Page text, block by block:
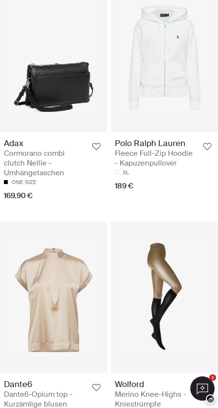
Adax
Cormorano combi
clutch Nellie -
Umhängetaschen
ONE SIZE
169.90 €
Polo Ralph Lauren
Fleece Full-Zip Hoodie
- Kapuzenpullover
XL
189 €
Dante6
Dante6-Opium top -
Kurzämlige blusen
Wolford
Merino Knee-Highs -
Kniestrümpfe
1
−